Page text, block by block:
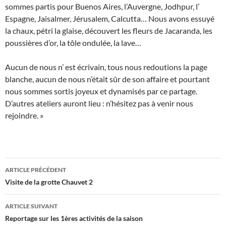
sommes partis pour Buenos Aires, l’Auvergne, Jodhpur, l’
Espagne, Jaisalmer, Jérusalem, Calcutta… Nous avons essuyé
la chaux, pétri la glaise, découvert les fleurs de Jacaranda, les
poussières d’or, la tôle ondulée, la lave…
Aucun de nous n’ est écrivain, tous nous redoutions la page
blanche, aucun de nous n’était sûr de son affaire et pourtant
nous sommes sortis joyeux et dynamisés par ce partage.
D’autres ateliers auront lieu : n’hésitez pas à venir nous
rejoindre. »
Navigation
des
articles
ARTICLE PRÉCÉDENT
Visite de la grotte Chauvet 2
ARTICLE SUIVANT
Reportage sur les 1ères activités de la saison